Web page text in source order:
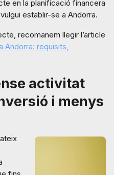
en la planificació financera
establir-se a Andorra.
recomanem llegir l’article
Andorra: requisits,
activitat
i menys